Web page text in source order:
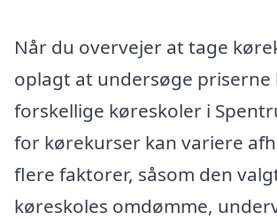
Når du overvejer at tage
oplagt at undersøge priserne
forskellige køreskoler i
for kørekurser kan variere
flere faktorer, såsom den
køreskoles omdømme,